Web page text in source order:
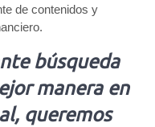
de contenidos y
búsqueda
manera en
queremos